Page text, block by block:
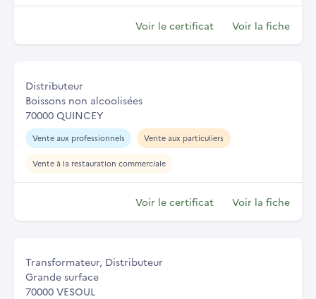
Voir le certificat Voir la fiche
Distributeur
Boissons non alcoolisées
70000 QUINCEY
Vente aux professionnels Vente aux particuliers
Vente à la restauration commerciale
Voir le certificat Voir la fiche
Transformateur, Distributeur
Grande surface
70000 VESOUL